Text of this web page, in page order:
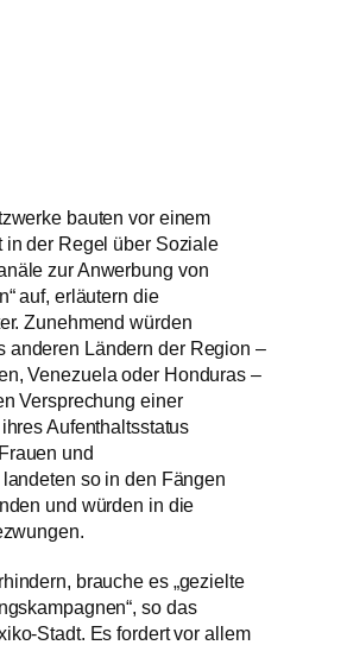
bauten vor einem
in der Regel über Soziale
zur Anwerbung von
auf, erläutern die
Zunehmend würden
anderen Ländern der Region –
Venezuela oder Honduras –
Versprechung einer
Aufenthaltsstatus
und
so in den Fängen
und würden in die
brauche es „gezielte
so das
Stadt. Es fordert vor allem